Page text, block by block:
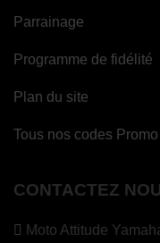
Parrainage
Programme de fidélité
Plan du site
Tous nos codes Promo
CONTACTEZ
Moto Attitude